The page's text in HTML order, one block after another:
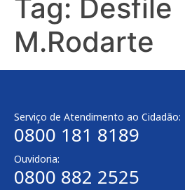
Tag: Desfile
M.Rodarte
Serviço de Atendimento ao Cidadão:
0800 181 8189
Ouvidoria:
0800 882 2525